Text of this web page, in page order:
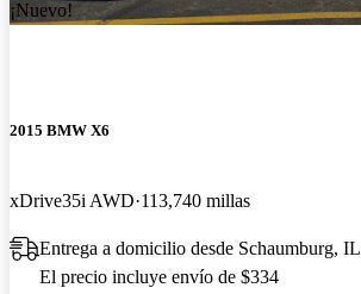
¡Nuevo!
2015 BMW X6
xDrive35i AWD 113,740 millas
Entrega a domicilio desde Schaumburg, IL
El precio incluye envío de $334